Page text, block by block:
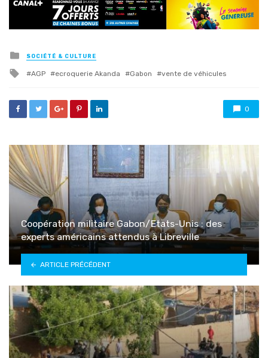
Posted
in
SOCIÉTÉ & CULTURE
Tagged
AGP ecroquerie Akanda Gabon vente de véhicules
0
Coopération militaire Gabon/Etats-Unis : des
experts américains attendus à Libreville
ARTICLE PRÉCÉDENT